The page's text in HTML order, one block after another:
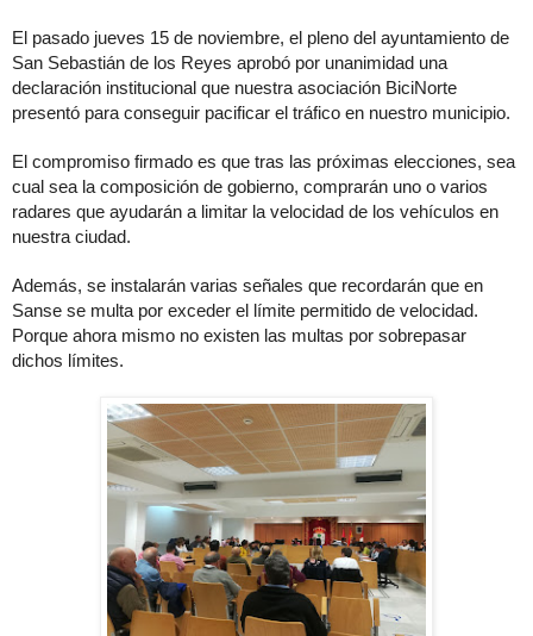
El pasado jueves 15 de noviembre, el pleno del ayuntamiento de
San Sebastián de los Reyes aprobó por unanimidad una
declaración institucional que nuestra asociación BiciNorte
presentó para conseguir pacificar el tráfico en nuestro municipio.
El compromiso firmado es que tras las próximas elecciones, sea
cual sea la composición de gobierno, comprarán uno o varios
radares que ayudarán a limitar la velocidad de los vehículos en
nuestra ciudad.
Además, se instalarán varias señales que recordarán que en
Sanse se multa por exceder el límite permitido de velocidad.
Porque ahora mismo no existen las multas por sobrepasar
dichos límites.